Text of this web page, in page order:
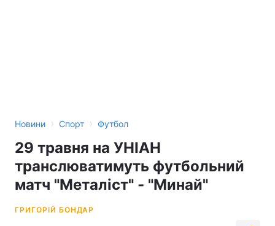
Новини › Спорт › Футбол
29 травня на УНІАН
транслюватимуть футбольний
матч "Металіст" - "Минай"
ГРИГОРІЙ БОНДАР